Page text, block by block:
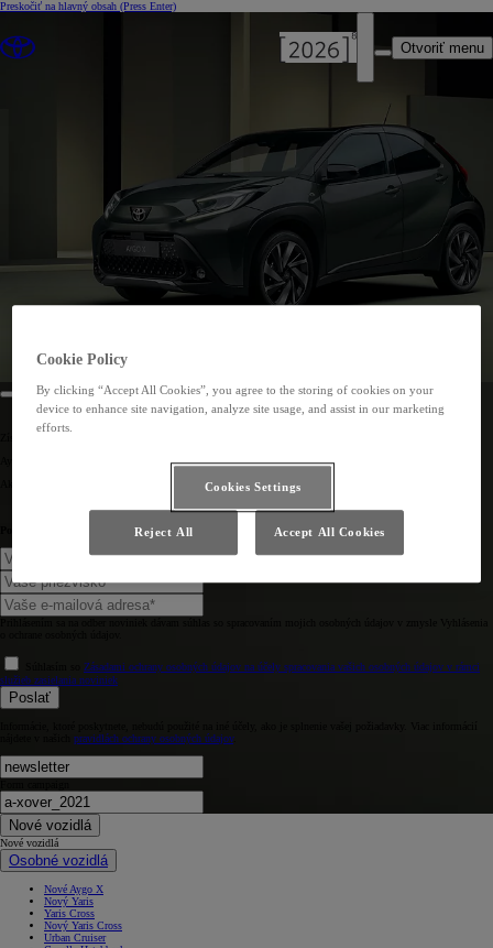
Preskočiť na hlavný obsah (Press Enter)
Otvoriť menu
AYGO X NEWSLETTER
Aygo X je odvážny, zábavný a veľmi korenistý model, ktorý prináša nový zážitok z jazdy v meste.
Ak sa chcete dozvedieť o najnovších informáciách ako prví, prihláste sa na odber newslettera.
Zásadami ochrany osobných údajov na účely spracovania vašich osobných údajov v rámci
služieb zasielania noviniek
Poslať
pravidlách ochrany osobných údajov.
Nové vozidlá
Nové vozidlá
Osobné vozidlá
Nové Aygo X
Nový Yaris
Yaris Cross
Nový Yaris Cross
Urban Cruiser
Cookie Policy
By clicking “Accept All Cookies”, you agree to the storing of cookies on your
device to enhance site navigation, analyze site usage, and assist in our marketing
efforts.
Cookies Settings
Reject All Accept All Cookies